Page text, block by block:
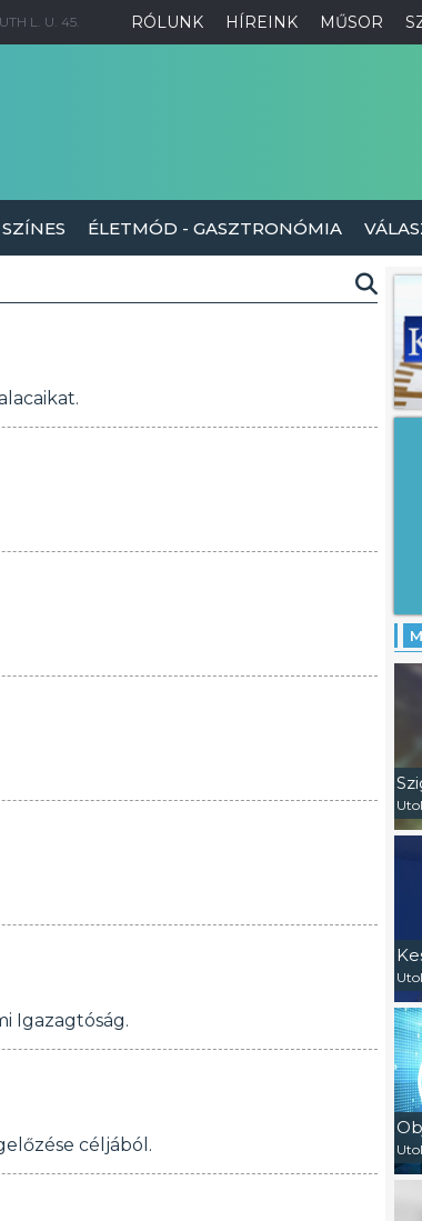
RÓLUNK HÍREINK MŰSOR
L. U. 45.
SZÍNES ÉLETMÓD - GASZTRONÓMIA
Igazagtóság.
céljából.